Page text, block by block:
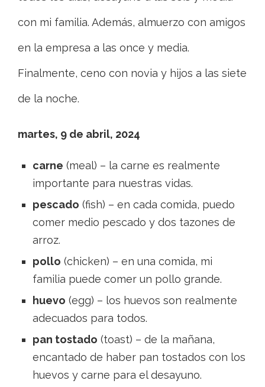
con mi familia. Además, almuerzo con amigos
en la empresa a las once y media.
Finalmente, ceno con novia y hijos a las siete
de la noche.
martes, 9 de abril, 2024
carne (meal) – la carne es realmente
importante para nuestras vidas.
pescado (fish) – en cada comida, puedo
comer medio pescado y dos tazones de
arroz.
pollo (chicken) – en una comida, mi
familia puede comer un pollo grande.
huevo (egg) – los huevos son realmente
adecuados para todos.
pan tostado (toast) – de la mañana,
encantado de haber pan tostados con los
huevos y carne para el desayuno.